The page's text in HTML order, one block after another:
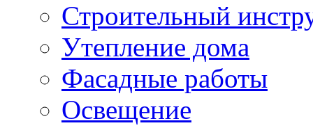
Строительный
Утепление дома
Фасадные работы
Освещение